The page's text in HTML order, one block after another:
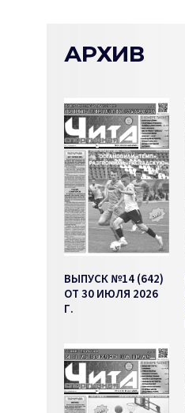
АРХИВ
ВЫПУСК №14 (642)
ОТ 30 ИЮЛЯ 2026
Г.